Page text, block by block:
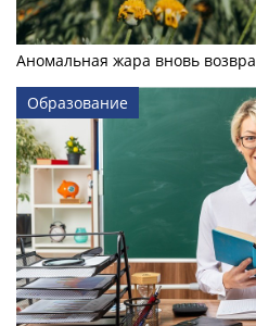
Аномальная жара вновь
Образование